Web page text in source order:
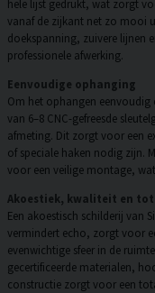
hele lijst gedrukt, wat zorgt
vanaf de zijkant net zo mooi
doekspanning, zuivere lijnen
professionele afwerking.
Eenvoudige ophanging
Om het ophangen eenvoudig
van 6–8 CNC-gefreesde
afmeting. Dit zorgt voor een
of speciale haken nodig zijn.
voor een veilige montage,
Akoestiek, kwaliteit en
Een akoestisch schilderij van
vermindert echo, zorgt voor
evenwichtige sfeer in de
gecertificeerde materialen,
constructie zorgt voor een